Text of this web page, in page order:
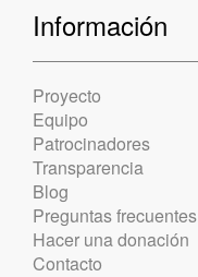
Información
Proyecto
Equipo
Patrocinadores
Transparencia
Blog
Preguntas frecuentes
Hacer una donación
Contacto